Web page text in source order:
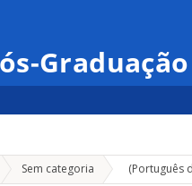
Sem categoria » (Português